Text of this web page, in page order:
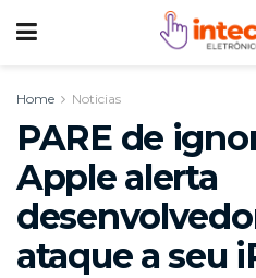
Home Noticias
PARE de
Apple alerta
ataque a seu